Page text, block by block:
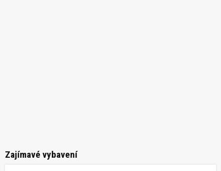
Zajímavé vybavení